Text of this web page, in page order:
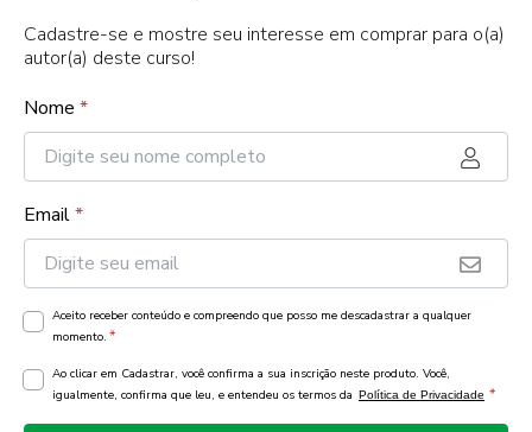
Cadastre-se e mostre seu interesse em comprar para o(a)
autor(a) deste curso!
Nome *
Email*
Aceito receber conteúdo e compreendo que posso me descadastrar a qualquer
momento. *
Ao clicar em Cadastrar, você confirma a sua inscrição neste produto. Você,
igualmente, confirma que leu, e entendeu os termos da Política de Privacidade *